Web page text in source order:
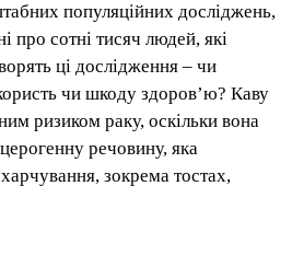
популяційних досліджень,
про сотні тисяч людей, які
ці дослідження – чи
чи шкоду здоров’ю? Каву
ризиком раку, оскільки вона
речовину, яка
зокрема тостах,